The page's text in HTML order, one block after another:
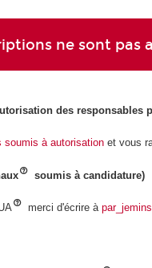
ne sont pas
des responsables
soumis à autorisation et vous
soumis à candidature)
merci d'écrire à